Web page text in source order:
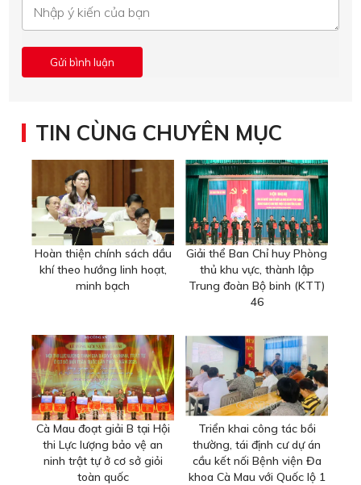
TIN CÙNG CHUYÊN MỤC
Hoàn thiện chính sách dầu
khí theo hướng linh hoạt,
minh bạch
Giải thể Ban Chỉ huy Phòng
thủ khu vực, thành lập
Trung đoàn Bộ binh (KTT)
46
Cà Mau đoạt giải B tại Hội
thi Lực lượng bảo vệ an
ninh trật tự ở cơ sở giỏi
toàn quốc
Triển khai công tác bồi
thường, tái định cư dự án
cầu kết nối Bệnh viện Đa
khoa Cà Mau với Quốc lộ 1